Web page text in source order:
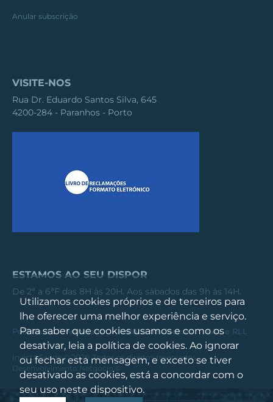
Utilizamos cookies próprios e de terceiros para
lhe oferecer uma melhor experiência e serviço.
Para saber que cookies usamos e como os
desativar, leia a política de cookies. Ao ignorar
ou fechar esta mensagem, e exceto se tiver
desativado as cookies, está a concordar com o
seu uso neste dispositivo.
Anular subscrição
VISITE-NOS
Rua Dr. Eduardo Santos Silva, 645
4200-284 - Paranhos - Porto
ESTAMOS AO SEU DISPOR
De 2ª a 6ªF das 8H às 20H. Aos sábados das 9h às 14H.
Política de Privacidade Política de Cookies RAL e RLL
Invicta Saúde © 2026. Todos os direitos reservados.
Desenvolvimento Netgocio ©